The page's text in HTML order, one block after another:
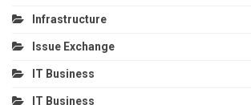
Infrastructure
Issue Exchange
IT Business
IT Business